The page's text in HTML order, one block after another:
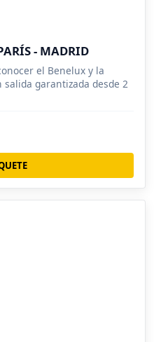
- MADRID
el Benelux y la
garantizada desde 2